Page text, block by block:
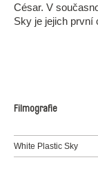
César. V
Sky je jejich první
Filmografie
White Plastic Sky